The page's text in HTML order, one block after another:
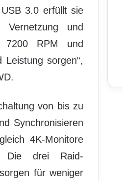
3.0 erfüllt sie
Vernetzung und
7200 RPM und
sorgen“,
von bis zu
Synchronisieren
4K-Monitore
Die drei Raid-
für weniger